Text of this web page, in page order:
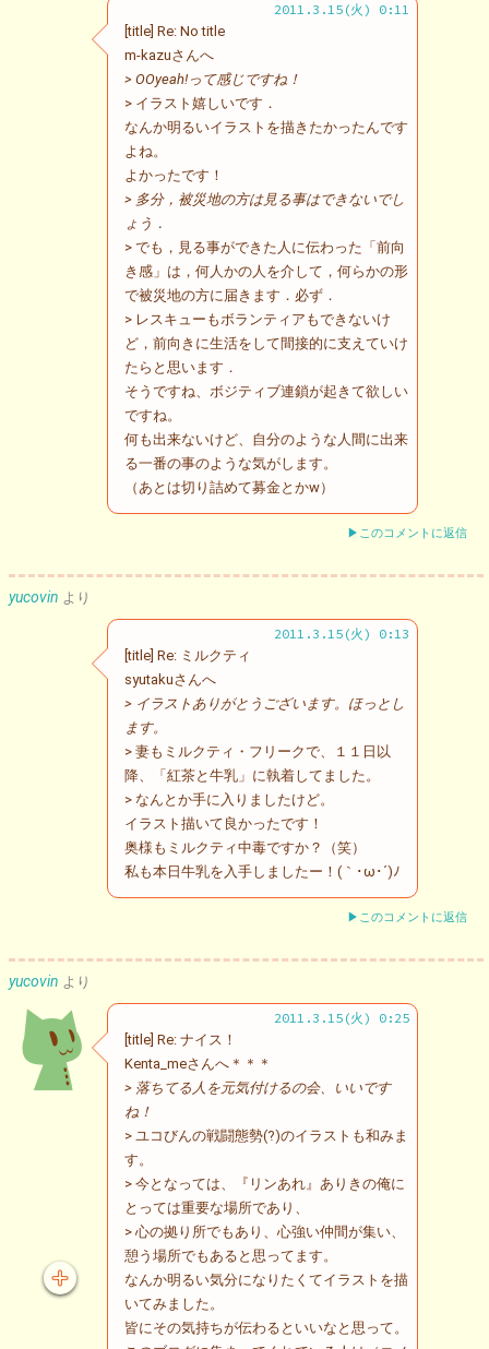
2011.3.15(火) 0:11
[title] Re: No title
m-kazuさんへ
> OOyeah!って感じですね！
> イラスト嬉しいです．
なんか明るいイラストを描きたかったんです
よね。
よかったです！
> 多分，被災地の方は見る事はできないでし
ょう．
> でも，見る事ができた人に伝わった「前向
き感」は，何人かの人を介して，何らかの形
で被災地の方に届きます．必ず．
> レスキューもボランティアもできないけ
ど，前向きに生活をして間接的に支えていけ
たらと思います．
そうですね、ボジティブ連鎖が起きて欲しい
ですね。
何も出来ないけど、自分のような人間に出来
る一番の事のような気がします。
（あとは切り詰めて募金とかw）
▶このコメントに返信
yucovin より
2011.3.15(火) 0:13
[title] Re: ミルクティ
syutakuさんへ
> イラストありがとうございます。ほっとし
ます。
> 妻もミルクティ・フリークで、１１日以
降、「紅茶と牛乳」に執着してました。
> なんとか手に入りましたけど。
イラスト描いて良かったです！
奥様もミルクティ中毒ですか？（笑）
私も本日牛乳を入手しましたー！(｀･ω･´)ﾉ
▶このコメントに返信
yucovin より
2011.3.15(火) 0:25
[title] Re: ナイス！
Kenta_meさんへ＊＊＊
> 落ちてる人を元気付けるの会、いいです
ね！
> ユコびんの戦闘態勢(?)のイラストも和みま
す。
> 今となっては、『リンあれ』ありきの俺に
とっては重要な場所であり、
> 心の拠り所でもあり、心強い仲間が集い、
憩う場所でもあると思ってます。
なんか明るい気分になりたくてイラストを描
いてみました。
皆にその気持ちが伝わるといいなと思って。